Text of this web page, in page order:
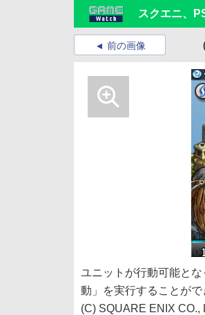
スクエニ、
前の画像
ユニットが行動可能と
動」を実行することが
(C) SQUARE ENIX CO.,